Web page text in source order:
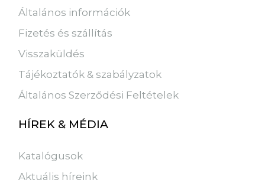
Általános információk
Fizetés és szállítás
Visszaküldés
Tájékoztatók & szabályzatok
Általános Szerződési Feltételek
HÍREK & MÉDIA
Katalógusok
Aktuális híreink